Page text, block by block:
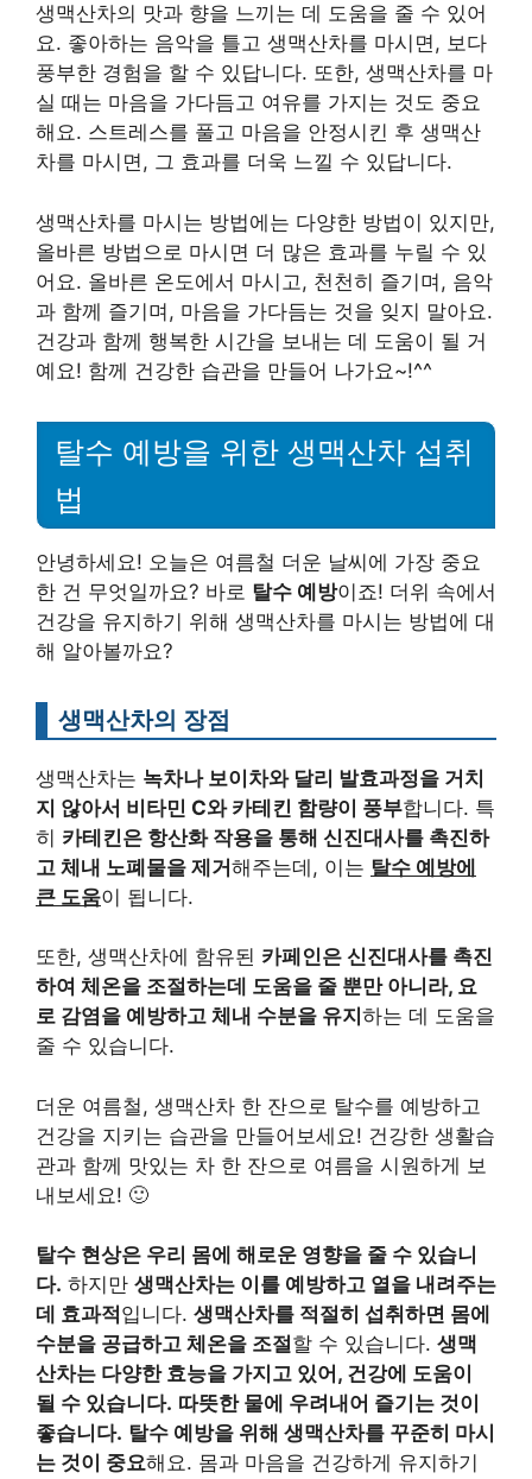
생맥산차의 맛과 향을 느끼는 데 도움을 줄 수 있어
요. 좋아하는 음악을 틀고 생맥산차를 마시면, 보다
풍부한 경험을 할 수 있답니다. 또한, 생맥산차를 마
실 때는 마음을 가다듬고 여유를 가지는 것도 중요
해요. 스트레스를 풀고 마음을 안정시킨 후 생맥산
차를 마시면, 그 효과를 더욱 느낄 수 있답니다.
생맥산차를 마시는 방법에는 다양한 방법이 있지만,
올바른 방법으로 마시면 더 많은 효과를 누릴 수 있
어요. 올바른 온도에서 마시고, 천천히 즐기며, 음악
과 함께 즐기며, 마음을 가다듬는 것을 잊지 말아요.
건강과 함께 행복한 시간을 보내는 데 도움이 될 거
예요! 함께 건강한 습관을 만들어 나가요~!^^
탈수 예방을 위한 생맥산차 섭취
법
안녕하세요! 오늘은 여름철 더운 날씨에 가장 중요
한 건 무엇일까요? 바로 탈수 예방이죠! 더위 속에서
건강을 유지하기 위해 생맥산차를 마시는 방법에 대
해 알아볼까요?
생맥산차의 장점
생맥산차는 녹차나 보이차와 달리 발효과정을 거치
지 않아서 비타민 C와 카테킨 함량이 풍부합니다. 특
히 카테킨은 항산화 작용을 통해 신진대사를 촉진하
고 체내 노폐물을 제거해주는데, 이는 탈수 예방에
큰 도움이 됩니다.
또한, 생맥산차에 함유된 카페인은 신진대사를 촉진
하여 체온을 조절하는데 도움을 줄 뿐만 아니라, 요
로 감염을 예방하고 체내 수분을 유지 하는 데 도움을
줄 수 있습니다.
더운 여름철, 생맥산차 한 잔으로 탈수를 예방하고
건강을 지키는 습관을 만들어보세요! 건강한 생활습
관과 함께 맛있는 차 한 잔으로 여름을 시원하게 보
내보세요! 🙂
탈수 현상은 우리 몸에 해로운 영향을 줄 수 있습니
다. 하지만 생맥산차는 이를 예방하고 열을 내려주는
데 효과적 입니다. 생맥산차를 적절히 섭취하면 몸에
수분을 공급하고 체온을 조절할 수 있습니다. 생맥
산차는 다양한 효능을 가지고 있어, 건강에 도움이
될 수 있습니다. 따뜻한 물에 우려내어 즐기는 것이
좋습니다. 탈수 예방을 위해 생맥산차를 꾸준히 마시
는 것이 중요해요. 몸과 마음을 건강하게 유지하기